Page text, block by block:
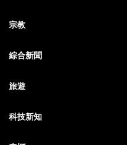
宗教
綜合新聞
旅遊
科技新知